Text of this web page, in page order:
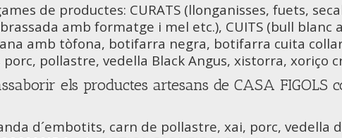
de productes: CURATS (llonganisses, fuets,
amb formatge i mel etc.), CUITS (bull
amb tòfona, botifarra negra, botifarra cuita collar,
porc, pollastre, vedella Black Angus, xistorra, xoriço
els productes artesans de CASA
d´embotits, carn de pollastre, xai, porc,